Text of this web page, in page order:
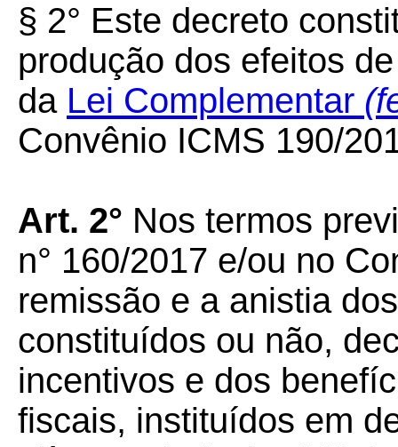
§ 2° Este decreto
produção dos efeitos
da Lei Complementar
Convênio ICMS 190/
Art. 2° Nos termos
n° 160/2017 e/ou no
remissão e a anistia
constituídos ou não,
incentivos e dos
fiscais, instituídos em